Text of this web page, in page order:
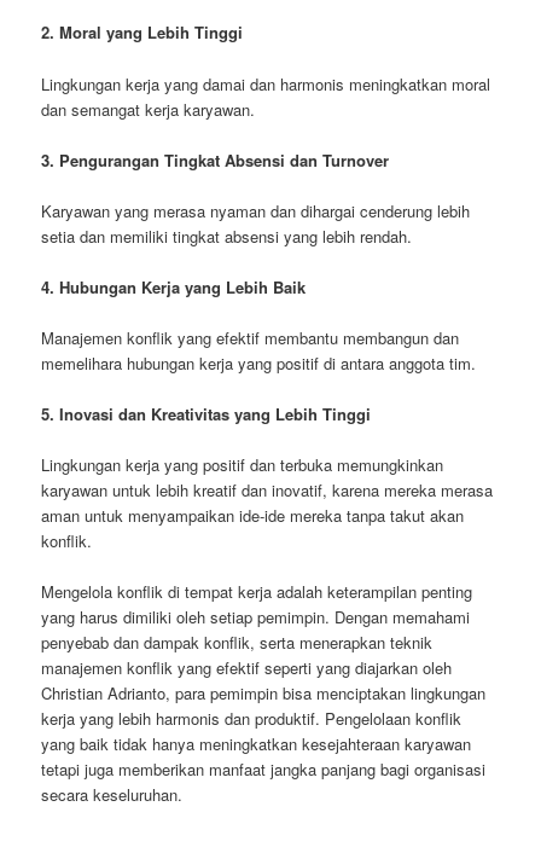
2. Moral yang Lebih Tinggi
Lingkungan kerja yang damai dan harmonis meningkatkan moral
dan semangat kerja karyawan.
3. Pengurangan Tingkat Absensi dan Turnover
Karyawan yang merasa nyaman dan dihargai cenderung lebih
setia dan memiliki tingkat absensi yang lebih rendah.
4. Hubungan Kerja yang Lebih Baik
Manajemen konflik yang efektif membantu membangun dan
memelihara hubungan kerja yang positif di antara anggota tim.
5. Inovasi dan Kreativitas yang Lebih Tinggi
Lingkungan kerja yang positif dan terbuka memungkinkan
karyawan untuk lebih kreatif dan inovatif, karena mereka merasa
aman untuk menyampaikan ide-ide mereka tanpa takut akan
konflik.
Mengelola konflik di tempat kerja adalah keterampilan penting
yang harus dimiliki oleh setiap pemimpin. Dengan memahami
penyebab dan dampak konflik, serta menerapkan teknik
manajemen konflik yang efektif seperti yang diajarkan oleh
Christian Adrianto, para pemimpin bisa menciptakan lingkungan
kerja yang lebih harmonis dan produktif. Pengelolaan konflik
yang baik tidak hanya meningkatkan kesejahteraan karyawan
tetapi juga memberikan manfaat jangka panjang bagi organisasi
secara keseluruhan.